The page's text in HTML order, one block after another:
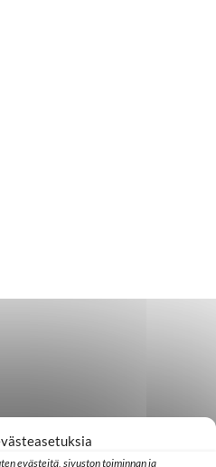
evästeitä, sivuston toiminnan ja